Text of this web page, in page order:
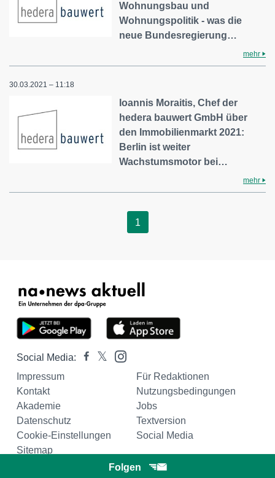
Folgen
Wohnungsbau und
Wohnungspolitik - was die
neue Bundesregierung…
mehr
30.03.2021 – 11:18
Ioannis Moraitis, Chef der
hedera bauwert GmbH über
den Immobilienmarkt 2021:
Berlin ist weiter
Wachstumsmotor bei…
mehr
1
Social Media:
Impressum
Für Redaktionen
Kontakt
Nutzungsbedingungen
Akademie
Jobs
Datenschutz
Textversion
Cookie-Einstellungen
Social Media
Sitemap